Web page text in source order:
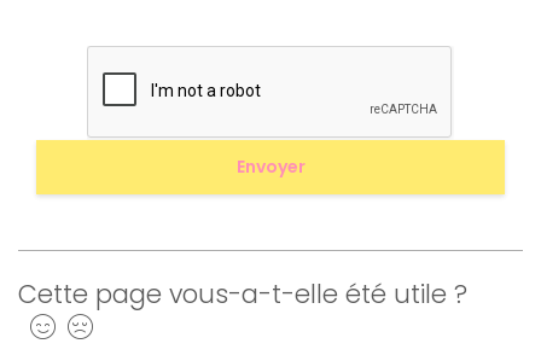
Cette page vous-a-t-elle été utile ?
Oui